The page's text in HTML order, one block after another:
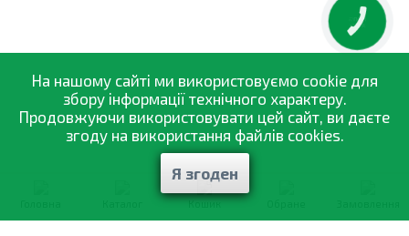
Кошик
На нашому сайті ми використовуємо cookie для
збору інформації технічного характеру.
Продовжуючи використовувати цей сайт, ви даєте
згоду на використання файлів cookies.
Я згоден
КНОПКА
ЗВ'ЯЗКУ